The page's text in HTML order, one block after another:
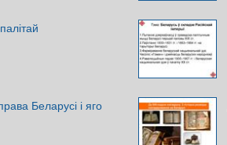
Беларусі і яго